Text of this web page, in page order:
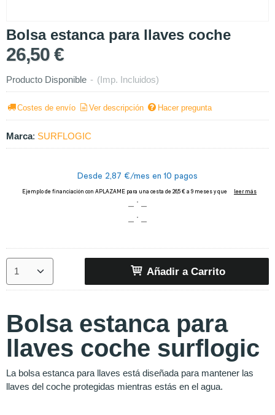
Bolsa estanca para llaves coche
26,50 €
Producto Disponible - (Imp. Incluidos)
Costes de envío Ver descripción Hacer pregunta
Marca: SURFLOGIC
Añadir a Carrito
Bolsa estanca para
llaves coche surflogic
La bolsa estanca para llaves está diseñada para mantener las
llaves del coche protegidas mientras estás en el agua.